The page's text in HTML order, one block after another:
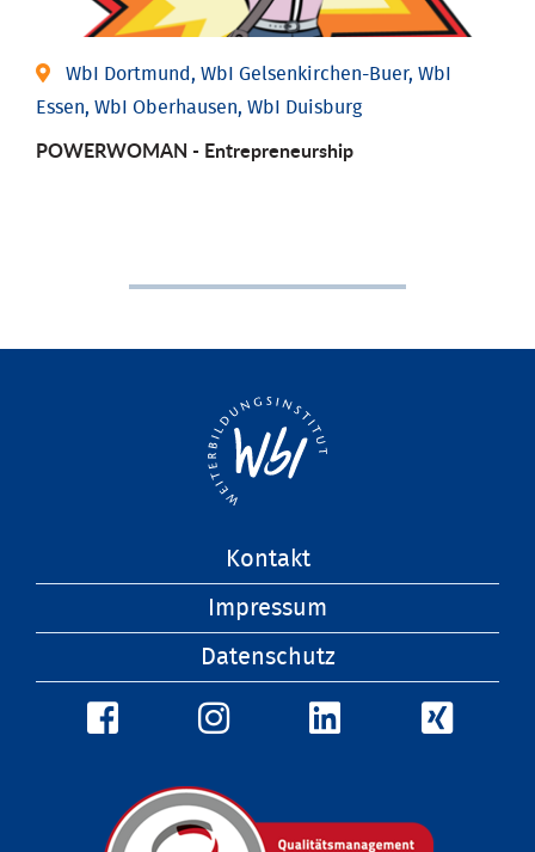
WbI Dortmund, WbI Gelsenkirchen-Buer, WbI
Essen, WbI Oberhausen, WbI Duisburg
POWERWOMAN - Entrepreneurship
Kontakt
Impressum
Datenschutz